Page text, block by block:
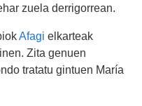
zuela derrigorrean.
Afagi elkarteak
Zita genuen
tratatu gintuen María